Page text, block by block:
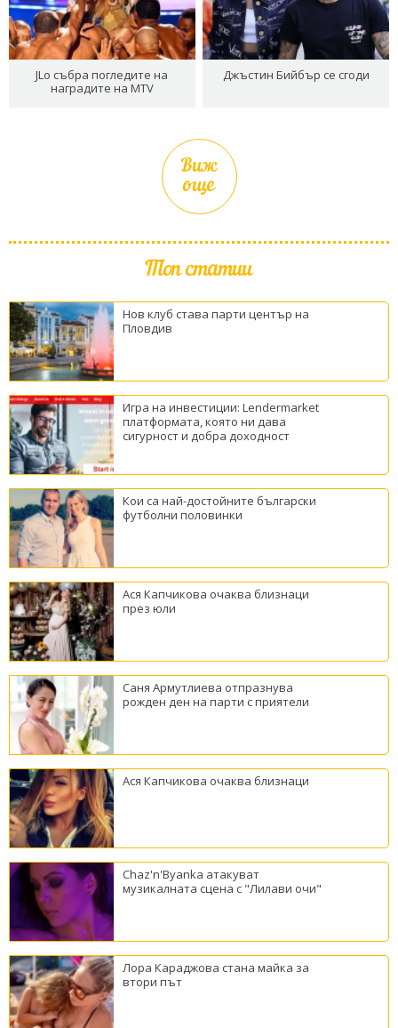
JLo събра погледите на
наградите на MTV
Джъстин Бийбър се сгоди
Виж
още
Топ статии
Нов клуб става парти център на
Пловдив
Игра на инвестиции: Lendermarket
платформата, която ни дава
сигурност и добра доходност
Кои са най-достойните български
футболни половинки
Ася Капчикова очаква близнаци
през юли
Саня Армутлиева отпразнува
рожден ден на парти с приятели
Ася Капчикова очаква близнаци
Chaz'n'Byanka атакуват
музикалната сцена с "Лилави очи"
Лора Караджова стана майка за
втори път